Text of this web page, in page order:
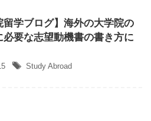
留学ブログ】海外の大学院の
必要な志望動機書の書き方に
Study Abroad